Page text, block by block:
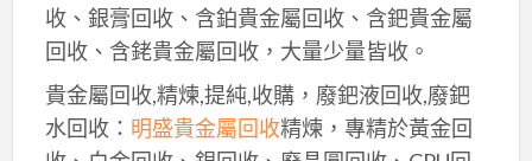
收、銀膏回收、含鉑貴金屬回收、含鈀貴金屬
回收、含銠貴金屬回收，大量少量皆收。
貴金屬回收,精煉,提純,收購，廢鈀液回收,廢鈀
水回收： 明盛貴金屬回收精煉，專精於黃金回